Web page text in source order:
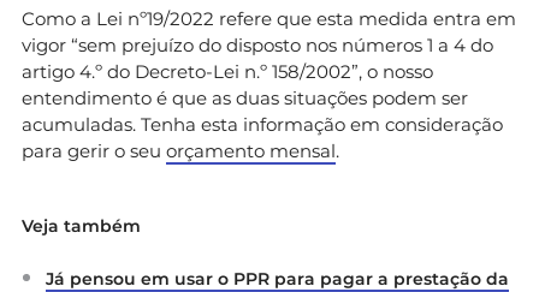
Como a Lei nº19/2022 refere que esta medida entra em
vigor “sem prejuízo do disposto nos números 1 a 4 do
artigo 4.º do Decreto-Lei n.º 158/2002”, o nosso
entendimento é que as duas situações podem ser
acumuladas. Tenha esta informação em consideração
para gerir o seu orçamento mensal.
Veja também
Já pensou em usar o PPR para pagar a prestação da